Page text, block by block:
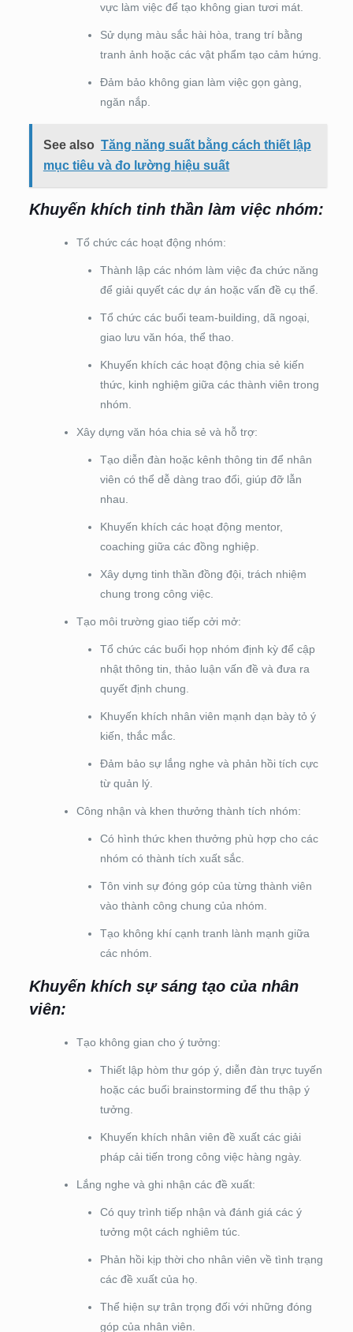
vực làm việc để tạo không gian tươi mát.
Sử dụng màu sắc hài hòa, trang trí bằng
tranh ảnh hoặc các vật phẩm tạo cảm hứng.
Đảm bảo không gian làm việc gọn gàng,
ngăn nắp.
See also Tăng năng suất bằng cách thiết lập
mục tiêu và đo lường hiệu suất
Khuyến khích tinh thần làm việc nhóm:
Tổ chức các hoạt động nhóm:
Thành lập các nhóm làm việc đa chức năng
để giải quyết các dự án hoặc vấn đề cụ thể.
Tổ chức các buổi team-building, dã ngoại,
giao lưu văn hóa, thể thao.
Khuyến khích các hoạt động chia sẻ kiến
thức, kinh nghiệm giữa các thành viên trong
nhóm.
Xây dựng văn hóa chia sẻ và hỗ trợ:
Tạo diễn đàn hoặc kênh thông tin để nhân
viên có thể dễ dàng trao đổi, giúp đỡ lẫn
nhau.
Khuyến khích các hoạt động mentor,
coaching giữa các đồng nghiệp.
Xây dựng tinh thần đồng đội, trách nhiệm
chung trong công việc.
Tạo môi trường giao tiếp cởi mở:
Tổ chức các buổi họp nhóm định kỳ để cập
nhật thông tin, thảo luận vấn đề và đưa ra
quyết định chung.
Khuyến khích nhân viên mạnh dạn bày tỏ ý
kiến, thắc mắc.
Đảm bảo sự lắng nghe và phản hồi tích cực
từ quản lý.
Công nhận và khen thưởng thành tích nhóm:
Có hình thức khen thưởng phù hợp cho các
nhóm có thành tích xuất sắc.
Tôn vinh sự đóng góp của từng thành viên
vào thành công chung của nhóm.
Tạo không khí cạnh tranh lành mạnh giữa
các nhóm.
Khuyến khích sự sáng tạo của nhân
viên:
Tạo không gian cho ý tưởng:
Thiết lập hòm thư góp ý, diễn đàn trực tuyến
hoặc các buổi brainstorming để thu thập ý
tưởng.
Khuyến khích nhân viên đề xuất các giải
pháp cải tiến trong công việc hàng ngày.
Lắng nghe và ghi nhận các đề xuất:
Có quy trình tiếp nhận và đánh giá các ý
tưởng một cách nghiêm túc.
Phản hồi kịp thời cho nhân viên về tình trạng
các đề xuất của họ.
Thể hiện sự trân trọng đối với những đóng
góp của nhân viên.